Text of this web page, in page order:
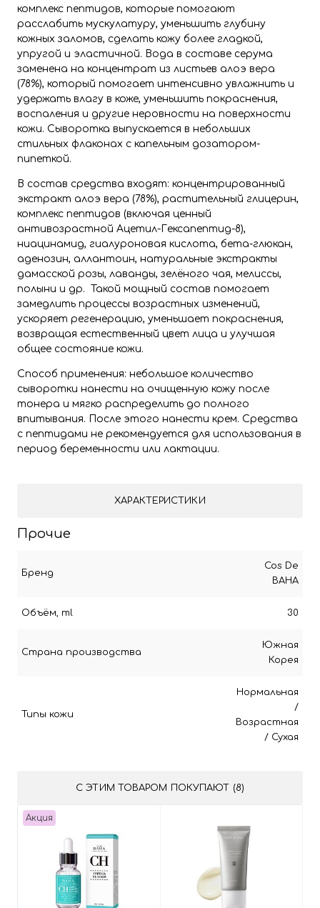
комплекс пептидов, которые помогают
расслабить мускулатуру, уменьшить глубину
кожных заломов, сделать кожу более гладкой,
упругой и эластичной. Вода в составе серума
заменена на концентрат из листьев алоэ вера
(78%), который помогает интенсивно увлажнить и
удержать влагу в коже, уменьшить покраснения,
воспаления и другие неровности на поверхности
кожи. Сыворотка выпускается в небольших
стильных флаконах с капельным дозатором-
пипеткой.
В состав средства входят: концентрированный
экстракт алоэ вера (78%), растительный глицерин,
комплекс пептидов (включая ценный
антивозрастной Ацетил-Гексапептид-8),
ниацинамид, гиалуроновая кислота, бета-глюкан,
аденозин, аллантоин, натуральные экстракты
дамасской розы, лаванды, зелёного чая, мелиссы,
полыни и др. Такой мощный состав помогает
замедлить процессы возрастных изменений,
ускоряет регенерацию, уменьшает покраснения,
возвращая естественный цвет лица и улучшая
общее состояние кожи.
Способ применения: небольшое количество
сыворотки нанести на очищенную кожу после
тонера и мягко распределить до полного
впитывания. После этого нанести крем. Средства
с пептидами не рекомендуется для использования в
период беременности или лактации.
ХАРАКТЕРИСТИКИ
Прочие
Бренд
Cos De
BAHA
Объём, ml 30
Страна производства
Южная
Корея
Типы кожи
Нормальная
/
Возрастная
/ Сухая
С ЭТИМ ТОВАРОМ ПОКУПАЮТ (8)
Акция